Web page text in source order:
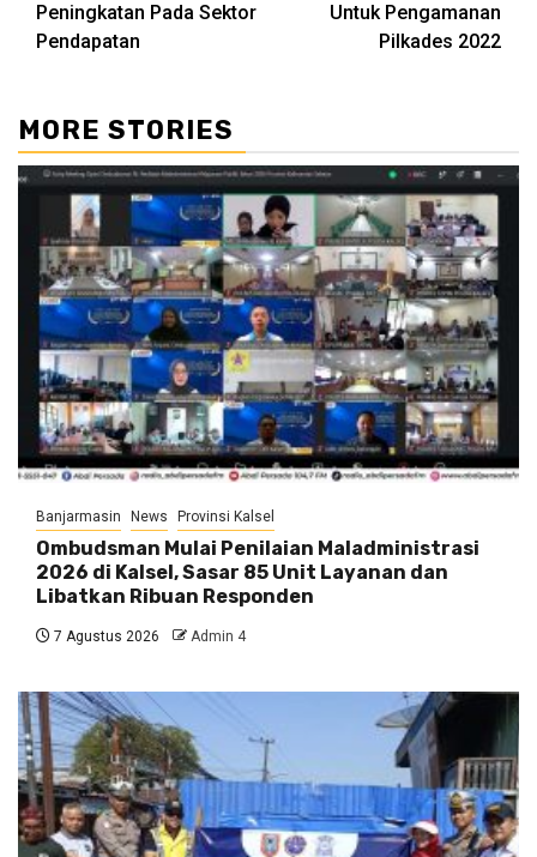
Peningkatan Pada Sektor
Pendapatan
Untuk Pengamanan
Pilkades 2022
MORE STORIES
Banjarmasin News Provinsi Kalsel
Ombudsman Mulai Penilaian Maladministrasi
2026 di Kalsel, Sasar 85 Unit Layanan dan
Libatkan Ribuan Responden
7 Agustus 2026 Admin 4